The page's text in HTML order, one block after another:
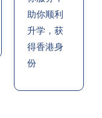
助你顺利
升学，获
得香港身
份